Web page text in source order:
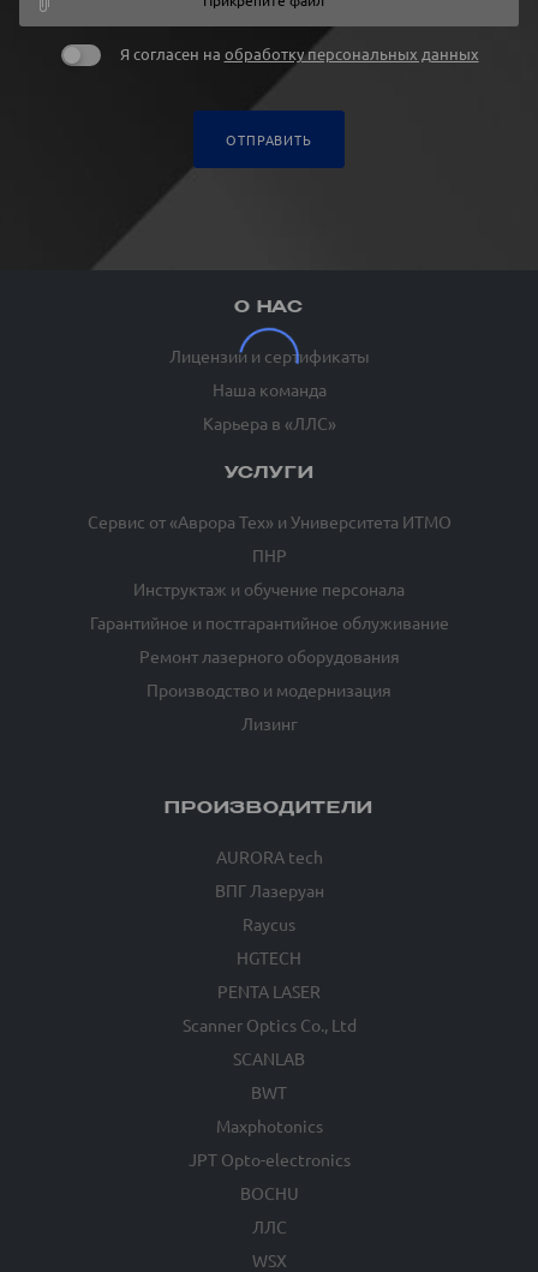
Я согласен на обработку персональных данных
ОТПРАВИТЬ
О НАС
Лицензии и сертификаты
Наша команда
Карьера в «ЛЛС»
УСЛУГИ
Сервис от «Аврора Тех» и Университета ИТМО
ПНР
Инструктаж и обучение персонала
Гарантийное и постгарантийное облуживание
Ремонт лазерного оборудования
Производство и модернизация
Лизинг
ПРОИЗВОДИТЕЛИ
AURORA tech
ВПГ Лазеруан
Raycus
HGTECH
PENTA LASER
Scanner Optics Co., Ltd
SCANLAB
BWT
Maxphotonics
JPT Opto-electronics
BOCHU
ЛЛС
WSX